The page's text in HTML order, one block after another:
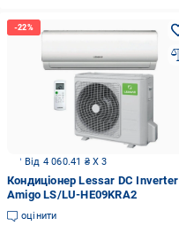
Від 4 060.41 ₴ X 3
Кондиціонер Lessar DC Inverter
Amigo LS/LU-HE09KRA2
оцінити